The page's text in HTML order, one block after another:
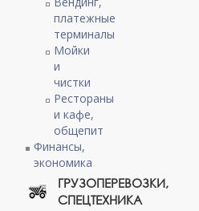
платежные
терминалы
Мойки
и
чистки
Рестораны
и кафе,
общепит
Финансы,
экономика
ГРУЗОПЕРЕВОЗКИ,
СПЕЦТЕХНИКА